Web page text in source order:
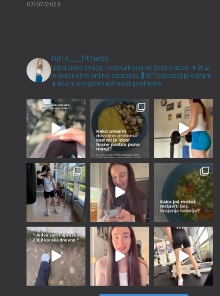
07/07/2023
Malene ručice i kokos keksići
23/12/2022
nina___fitness
Izgradimo snagu i rutinu kojoj se želiš vraćati 👩🏻‍💻
Individualna online suradnja 🤰🏻Postnatal program
📱Kućni program 🌮Paket prehrana